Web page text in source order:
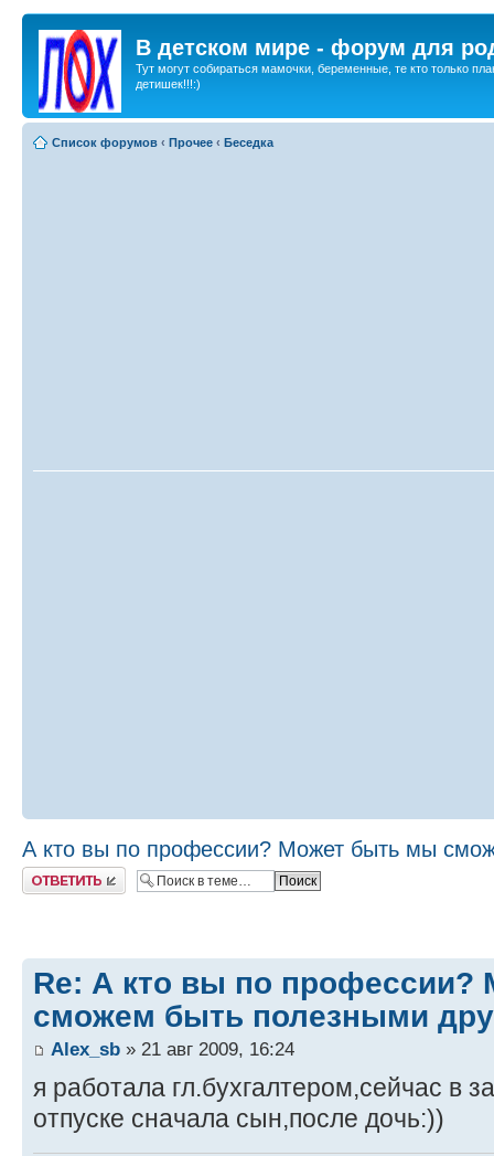
В детском мире - форум для
Тут могут собираться мамочки, беременные, те кто только
детишек!!!:)
Список форумов ‹ Прочее ‹ Беседка
А кто вы по профессии? Может быть мы
Ответить
Re: А кто вы по
сможем быть полезными
Alex_sb » 21 авг 2009, 16:24
я работала гл.бухгалтером,сейчас в
отпуске сначала сын,после дочь:))